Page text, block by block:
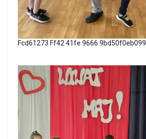
Fcd61273 Ff42 41fe 9666 9bd50f0eb099